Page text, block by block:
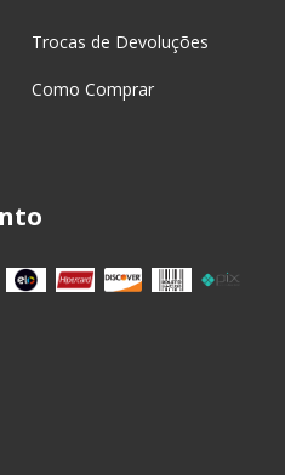
Trocas de Devoluções
Como Comprar